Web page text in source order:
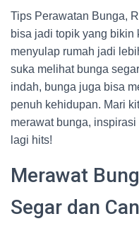
Tips Perawatan Bunga,
bisa jadi topik yang bikin
menyulap rumah jadi
suka melihat bunga
indah, bunga juga bisa
penuh kehidupan. Mari
merawat bunga,
lagi hits!
Merawat
Segar dan